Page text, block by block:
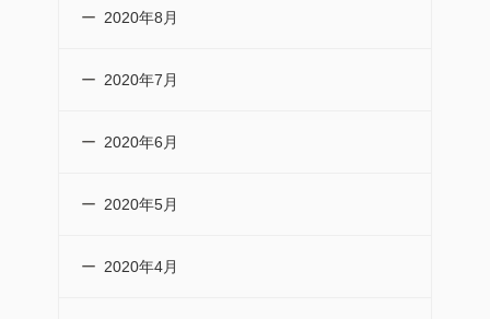
2020年8月
2020年7月
2020年6月
2020年5月
2020年4月